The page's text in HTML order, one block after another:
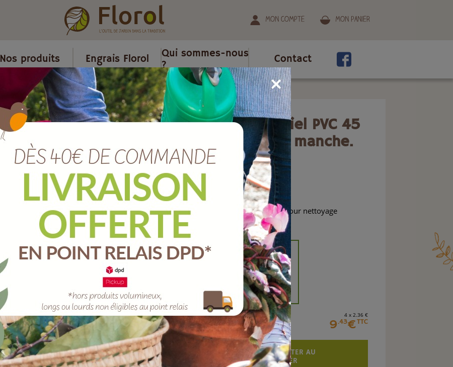
Mon compte Mon panier
Nos produits Engrais Florol
Qui sommes-nous
?
Contact
Ménage/Raclette de sol industriel pvc 45 cm mousse rouge avec manche.
Raclette de sol industriel PVC 45
cm mousse rouge avec manche.
B499051EM
EAN :3700279621018
Marque : SOERGEN Distribution
Raclette en polypropylène avec son manche, pour nettoyage
industriel des sols.
Quantité :
Unité
+
4 x 2.36 €
9.43€TTC
AJOUTER AU
PANIER